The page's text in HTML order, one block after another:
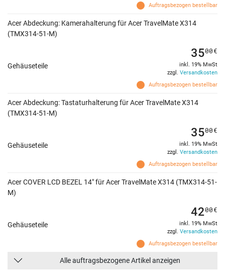
Auftragsbezogen bestellbar
Acer Abdeckung: Kamerahalterung für Acer TravelMate X314
(TMX314-51-M)
Gehäuseteile
Auftragsbezogen bestellbar
3500€
inkl. 19% MwSt
zzgl. Versandkosten
Acer Abdeckung: Tastaturhalterung für Acer TravelMate X314
(TMX314-51-M)
Gehäuseteile
Auftragsbezogen bestellbar
3500€
inkl. 19% MwSt
zzgl. Versandkosten
Acer COVER LCD BEZEL 14" für Acer TravelMate X314 (TMX314-51-
M)
Gehäuseteile
Auftragsbezogen bestellbar
4200€
inkl. 19% MwSt
zzgl. Versandkosten
Alle auftragsbezogene Artikel anzeigen